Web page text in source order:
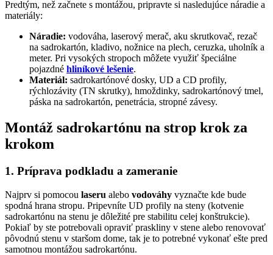
Predtým, než začnete s montážou, pripravte si nasledujúce náradie a
materiály:
Náradie: vodováha, laserový merač, aku skrutkovač, rezač
na sadrokartón, kladivo, nožnice na plech, ceruzka, uholník a
meter. Pri vysokých stropoch môžete využiť špeciálne
pojazdné hliníkové lešenie.
Materiál: sadrokartónové dosky, UD a CD profily,
rýchlozávity (TN skrutky), hmoždinky, sadrokartónový tmel,
páska na sadrokartón, penetrácia, stropné závesy.
Montáž sadrokartónu na strop krok za
krokom
1. Príprava podkladu a zameranie
Najprv si pomocou laseru alebo vodováhy vyznačte kde bude
spodná hrana stropu. Pripevníte UD profily na steny (kotvenie
sadrokartónu na stenu je dôležité pre stabilitu celej konštrukcie).
Pokiaľ by ste potrebovali opraviť praskliny v stene alebo renovovať
pôvodnú stenu v staršom dome, tak je to potrebné vykonať ešte pred
samotnou montážou sadrokartónu.